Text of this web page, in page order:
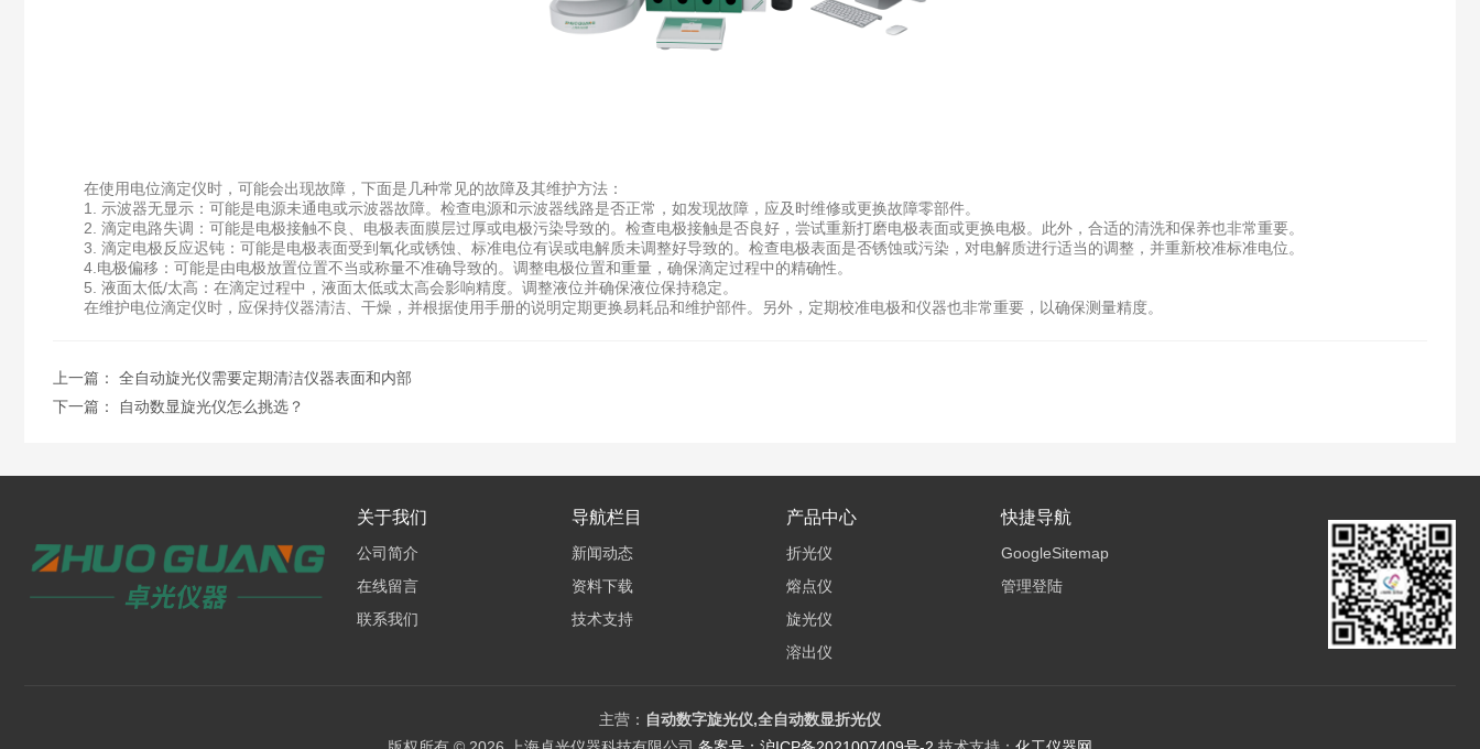
在使用电位滴定仪时，可能会出现故障，下面是几种常见的故障及其维护方法：
1. 示波器无显示：可能是电源未通电或示波器故障。检查电源和示波器线路是否正常，如发现故障，应及时维修或更换故障零部件。
2. 滴定电路失调：可能是电极接触不良、电极表面膜层过厚或电极污染导致的。检查电极接触是否良好，尝试重新打磨电极表面或更换电极。此外，合适的清洗和保养也非常重要。
3. 滴定电极反应迟钝：可能是电极表面受到氧化或锈蚀、标准电位有误或电解质未调整好导致的。检查电极表面是否锈蚀或污染，对电解质进行适当的调整，并重新校准标准电位。
4.电极偏移：可能是由电极放置位置不当或称量不准确导致的。调整电极位置和重量，确保滴定过程中的精确性。
5. 液面太低/太高：在滴定过程中，液面太低或太高会影响精度。调整液位并确保液位保持稳定。
在维护电位滴定仪时，应保持仪器清洁、干燥，并根据使用手册的说明定期更换易耗品和维护部件。另外，定期校准电极和仪器也非常重要，以确保测量精度。
上一篇： 全自动旋光仪需要定期清洁仪器表面和内部
下一篇：
自动数显旋光仪怎么挑选？
关于我们
公司简介
在线留言
联系我们
导航栏目
新闻动态
资料下载
技术支持
产品中心
折光仪
熔点仪
旋光仪
溶出仪
差示热分析仪
快捷导航
GoogleSitemap
管理登陆
主营： 自动数字旋光仪,全自动数显折光仪